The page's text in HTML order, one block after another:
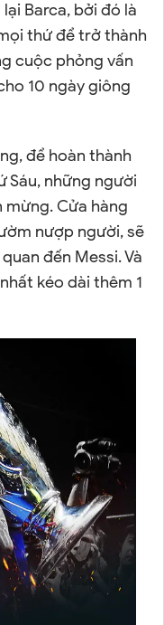
Barca, bởi đó là
thứ để trở thành
cuộc phỏng vấn
10 ngày giông
để hoàn thành
Sáu, những người
Cửa hàng
nượp người, sẽ
đến Messi. Và
kéo dài thêm 1